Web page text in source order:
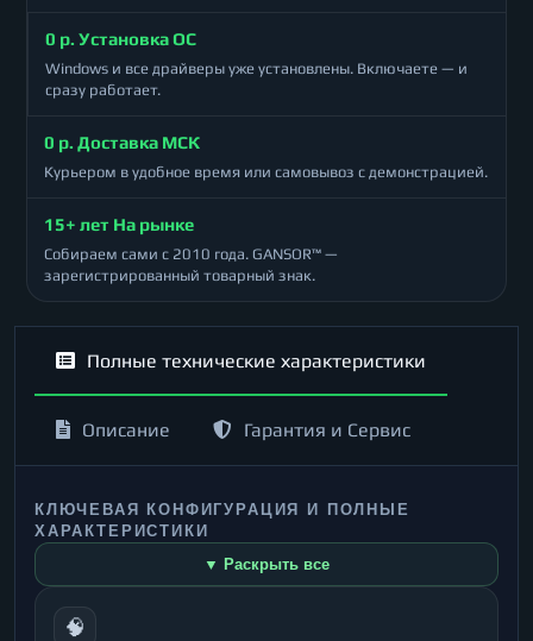
0 р. Установка ОС
Windows и все драйверы уже установлены. Включаете — и
сразу работает.
0 р. Доставка МСК
Курьером в удобное время или самовывоз с демонстрацией.
15+ лет На рынке
Собираем сами с 2010 года. GANSOR™ —
зарегистрированный товарный знак.
Полные технические характеристики
Описание Гарантия и Сервис
КЛЮЧЕВАЯ КОНФИГУРАЦИЯ И ПОЛНЫЕ
ХАРАКТЕРИСТИКИ
▼ Раскрыть все
🧠